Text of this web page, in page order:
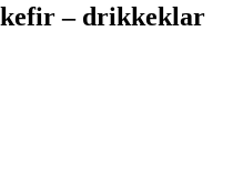
– drikkeklar